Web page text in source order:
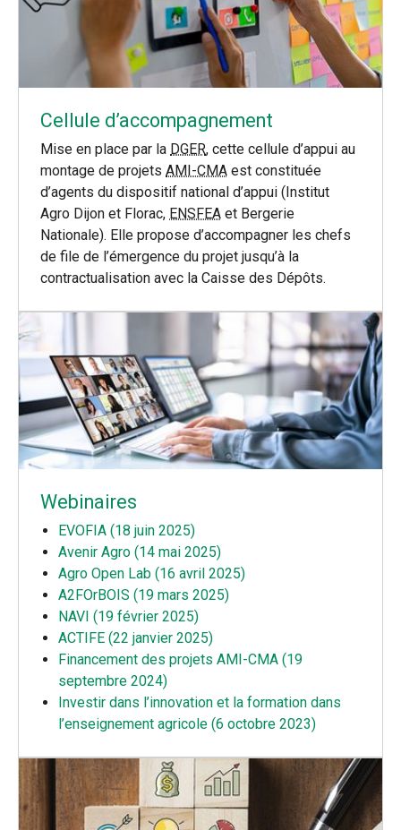
Cellule d’accompagnement
Mise en place par la DGER, cette cellule d’appui au
montage de projets AMI-CMA est constituée
d’agents du dispositif national d’appui (Institut
Agro Dijon et Florac, ENSFEA et Bergerie
Nationale). Elle propose d’accompagner les chefs
de file de l’émergence du projet jusqu’à la
contractualisation avec la Caisse des Dépôts.
Webinaires
EVOFIA (18 juin 2025)
Avenir Agro (14 mai 2025)
Agro Open Lab (16 avril 2025)
A2FOrBOIS (19 mars 2025)
NAVI (19 février 2025)
ACTIFE (22 janvier 2025)
Financement des projets AMI-CMA (19
septembre 2024)
Investir dans l’innovation et la formation dans
l’enseignement agricole (6 octobre 2023)